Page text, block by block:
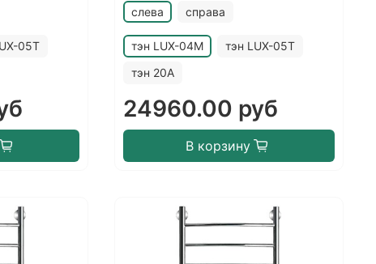
05T
слева справа
тэн LUX-04M
тэн LUX-05T
тэн 20A
24960.00 руб
В корзину